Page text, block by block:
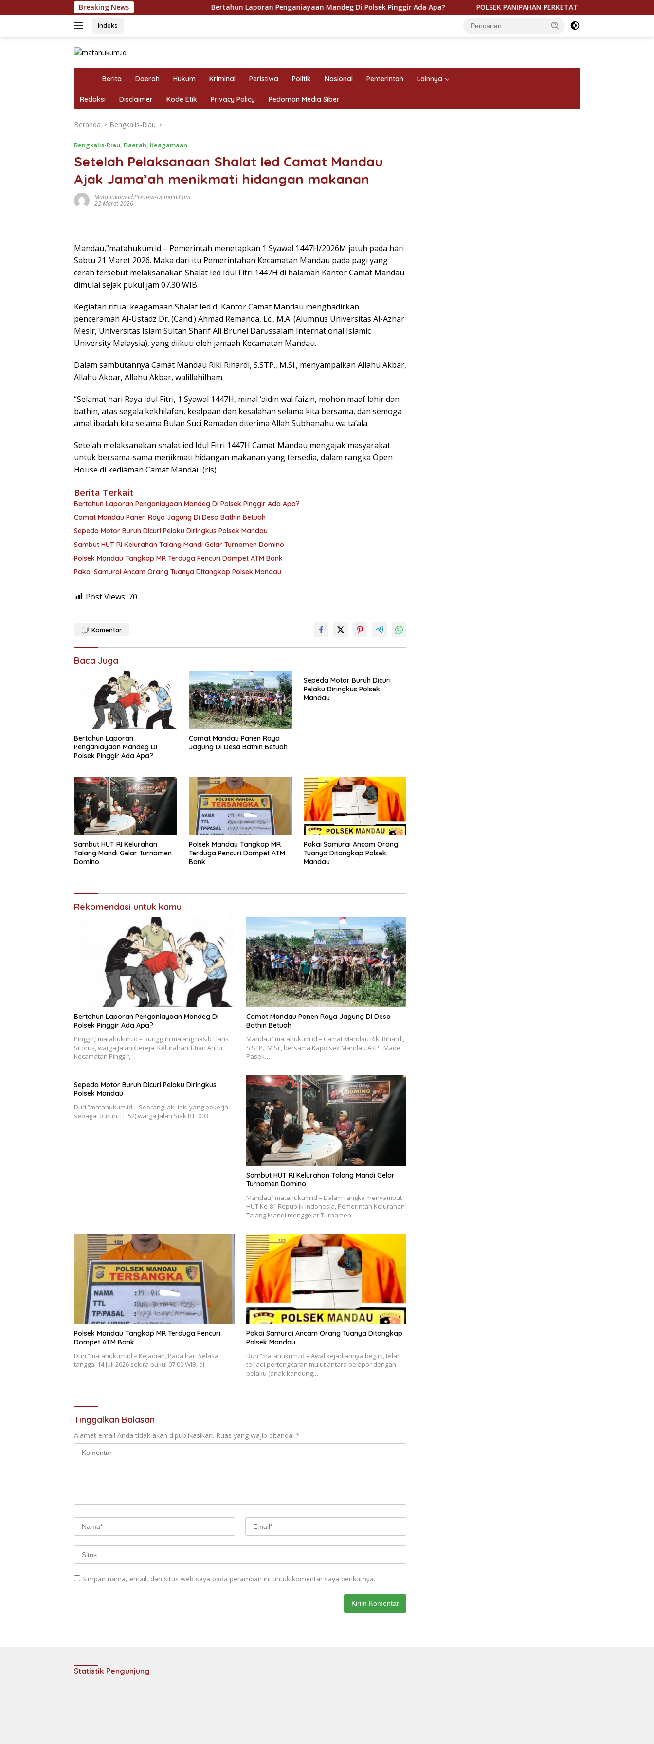
ke
Breaking News Bertahun Laporan Penganiayaan Mandeg Di Polsek Pinggir Ada Apa? POLSEK PANIPAHAN PERKETAT KRYD MALAM HARI, PATROLI PRESISI
Indeks
m
e
Berita Daerah Hukum Kriminal Peristiwa Politik Nasional Pemerintah Lainnya
Redaksi Disclaimer Kode Etik Privacy Policy Pedoman Media Siber
Beranda Bengkalis-Riau
Bengkalis-Riau Daerah Keagamaan
Setelah Pelaksanaan Shalat Ied Camat Mandau
Ajak Jama’ah menikmati hidangan makanan
Matahukum-Id.preview-Domain.com
22 Maret 2026
Mandau,”matahukum.id – Pemerintah menetapkan 1 Syawal 1447H/2026M jatuh pada hari
Sabtu 21 Maret 2026. Maka dari itu Pemerintahan Kecamatan Mandau pada pagi yang
cerah tersebut melaksanakan Shalat Ied Idul Fitri 1447H di halaman Kantor Camat Mandau
dimulai sejak pukul jam 07.30 WIB.
Kegiatan ritual keagamaan Shalat Ied di Kantor Camat Mandau menghadirkan
penceramah Al-Ustadz Dr. (Cand.) Ahmad Remanda, Lc., M.A. (Alumnus Universitas Al-Azhar
Mesir, Universitas Islam Sultan Sharif Ali Brunei Darussalam International Islamic
University Malaysia), yang diikuti oleh jamaah Kecamatan Mandau.
Dalam sambutannya Camat Mandau Riki Rihardi, S.STP., M.Si., menyampaikan Allahu Akbar,
Allahu Akbar, Allahu Akbar, walillahilham.
“Selamat hari Raya Idul Fitri, 1 Syawal 1447H, minal ‘aidin wal faizin, mohon maaf lahir dan
bathin, atas segala kekhilafan, kealpaan dan kesalahan selama kita bersama, dan semoga
amal ibadah kita selama Bulan Suci Ramadan diterima Allah Subhanahu wa ta’ala.
Setelah melaksanakan shalat ied Idul Fitri 1447H Camat Mandau mengajak masyarakat
untuk bersama-sama menikmati hidangan makanan yang tersedia, dalam rangka Open
House di kediaman Camat Mandau.(rls)
Berita Terkait
Bertahun Laporan Penganiayaan Mandeg Di Polsek Pinggir Ada Apa?
Camat Mandau Panen Raya Jagung Di Desa Bathin Betuah
Sepeda Motor Buruh Dicuri Pelaku Diringkus Polsek Mandau
Sambut HUT RI Kelurahan Talang Mandi Gelar Turnamen Domino
Polsek Mandau Tangkap MR Terduga Pencuri Dompet ATM Bank
Pakai Samurai Ancam Orang Tuanya Ditangkap Polsek Mandau
Post Views: 70
Komentar
Baca Juga
Bertahun Laporan
Penganiayaan Mandeg Di
Polsek Pinggir Ada Apa?
Camat Mandau Panen Raya
Jagung Di Desa Bathin Betuah
Sepeda Motor Buruh Dicuri
Pelaku Diringkus Polsek
Mandau
Sambut HUT RI Kelurahan
Talang Mandi Gelar Turnamen
Domino
Polsek Mandau Tangkap MR
Terduga Pencuri Dompet ATM
Bank
Pakai Samurai Ancam Orang
Tuanya Ditangkap Polsek
Mandau
Rekomendasi untuk kamu
Bertahun Laporan Penganiayaan Mandeg Di
Polsek Pinggir Ada Apa?
Pinggir,”matahukim.id – Sungguh malang nasib Haris
Sitorus, warga Jalan Gereja, Kelurahan Titian Antui,
Kecamatan Pinggir,…
Camat Mandau Panen Raya Jagung Di Desa
Bathin Betuah
Mandau,”matahukum.id – Camat Mandau Riki Rihardi,
S.STP., M.Si., bersama Kapolsek Mandau AKP I Made
Pasek…
Sepeda Motor Buruh Dicuri Pelaku Diringkus
Polsek Mandau
Duri,”matahukum.id – Seorang laki-laki yang bekerja
sebagai buruh, H (52) warga Jalan Siak RT. 003…
Sambut HUT RI Kelurahan Talang Mandi Gelar
Turnamen Domino
Mandau,”matahukum.id – Dalam rangka menyambut
HUT Ke-81 Republik Indonesia, Pemerintah Kelurahan
Talang Mandi menggelar Turnamen…
Polsek Mandau Tangkap MR Terduga Pencuri
Dompet ATM Bank
Duri,”matahukum.id – Kejadian, Pada hari Selasa
tanggal 14 Juli 2026 sekira pukul 07.00 WIB, di…
Pakai Samurai Ancam Orang Tuanya Ditangkap
Polsek Mandau
Duri,”matahukum.id – Awal kejadiannya begini, telah
terjadi pertengkaran mulut antara pelapor dengan
pelaku (anak kandung…
Tinggalkan Balasan
Alamat email Anda tidak akan dipublikasikan. Ruas yang wajib ditandai *
Simpan nama, email, dan situs web saya pada peramban ini untuk komentar saya berikutnya.
Statistik Pengunjung